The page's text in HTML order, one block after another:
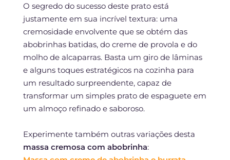
O segredo do sucesso deste prato está
justamente em sua incrível textura: uma
cremosidade envolvente que se obtém das
abobrinhas batidas, do creme de provola e do
molho de alcaparras. Basta um giro de lâminas
e alguns toques estratégicos na cozinha para
um resultado surpreendente, capaz de
transformar um simples prato de espaguete em
um almoço refinado e saboroso.
Experimente também outras variações desta
massa cremosa com abobrinha: